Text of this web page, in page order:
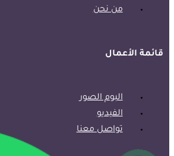
من نحن
قائمة الأعمال
البوم الصور
الفيديو
تواصل معنا